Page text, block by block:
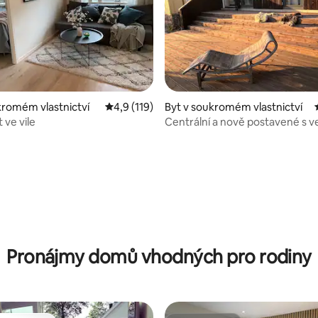
vlastnictví Průměrné hodnocení 4,9 z 5, 119 hodnocení
4,9 (119)
ve vile
Byt v soukromém vlastnictví
Centrální a nově postavené s
Pronájmy domů vhodných pro rodiny